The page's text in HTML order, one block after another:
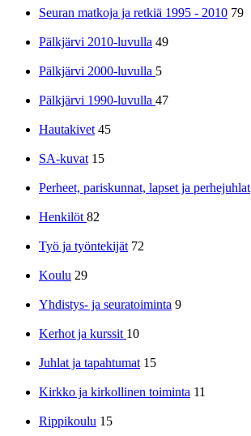
Seuran matkoja ja retkiä 1995 - 2010 79
Pälkjärvi 2010-luvulla 49
Pälkjärvi 2000-luvulla 5
Pälkjärvi 1990-luvulla 47
Hautakivet 45
SA-kuvat 15
Perheet, pariskunnat, lapset ja perhejuhlat
Henkilöt82
Työ ja työntekijät 72
Koulu 29
Yhdistys- ja seuratoiminta 9
Kerhot ja kurssit 10
Juhlat ja tapahtumat 15
Kirkko ja kirkollinen toiminta 11
Rippikoulu 15